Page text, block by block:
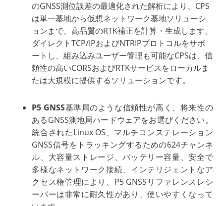
のGNSS測位誤差の最適化された解析により、CPS
は単一基地から仮想ネットワーク基地ソリューシ
ョンまで、高品質のRTK補正を計算・生成します。
ダイレクトTCP/IPおよびNTRIPプロトコルをサポ
ートし、組み込みユーザー管理も可能なCPSは、信
頼性の高いCORSおよびRTKサービスをローカルま
たは大規模に提供するソリューションです。
P5 GNSS基準局のような信頼性が高く、将来性の
あるGNSS測地局ハードウェアをお選びください。
統合されたLinux OS、マルチコンステレーション
GNSS信号をトラッキングするための624チャンネ
ル、大容量ストレージ、バッテリー容量、安全で
多様なネットワーク接続、インテリジェントなア
クセス権管理により、P5 GNSSリファレンスレシ
ーバーは非常に耐久性があり、使いやすくなって